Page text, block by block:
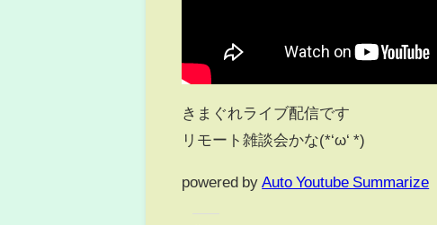
きまぐれライブ配信です
リモート雑談会かな(*‘ω‘ *)
powered by Auto Youtube Summarize